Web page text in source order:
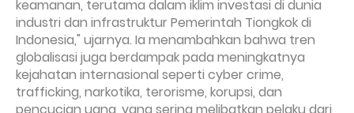
keamanan, terutama dalam iklim investasi di dunia
industri dan infrastruktur Pemerintah Tiongkok di
Indonesia," ujarnya. Ia menambahkan bahwa tren
globalisasi juga berdampak pada meningkatnya
kejahatan internasional seperti cyber crime,
trafficking, narkotika, terorisme, korupsi, dan